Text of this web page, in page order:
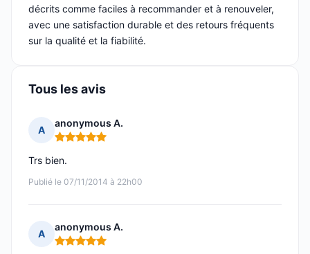
décrits comme faciles à recommander et à renouveler,
avec une satisfaction durable et des retours fréquents
sur la qualité et la fiabilité.
Tous les avis
A
anonymous A.
Note : 5 sur 5
Publié le 07/11/2014 à 22h00
Trs bien.
A
anonymous A.
Note : 5 sur 5